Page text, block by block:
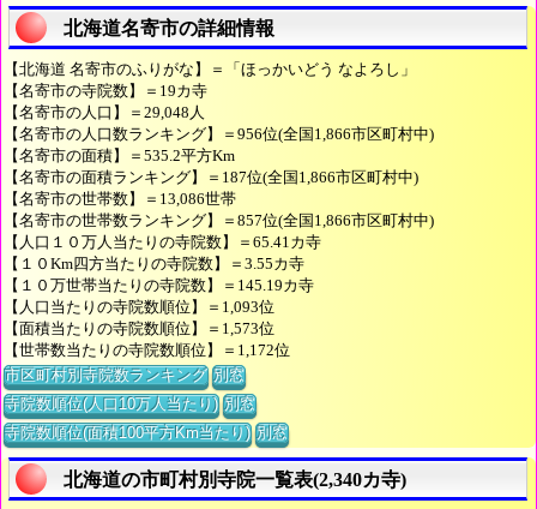
北海道名寄市の詳細情報
【北海道 名寄市のふりがな】＝「ほっかいどう なよろし」
【名寄市の寺院数】＝19カ寺
【名寄市の人口】＝29,048人
【名寄市の人口数ランキング】＝956位(全国1,866市区町村中)
【名寄市の面積】＝535.2平方Km
【名寄市の面積ランキング】＝187位(全国1,866市区町村中)
【名寄市の世帯数】＝13,086世帯
【名寄市の世帯数ランキング】＝857位(全国1,866市区町村中)
【人口１０万人当たりの寺院数】＝65.41カ寺
【１０Km四方当たりの寺院数】＝3.55カ寺
【１０万世帯当たりの寺院数】＝145.19カ寺
【人口当たりの寺院数順位】＝1,093位
【面積当たりの寺院数順位】＝1,573位
【世帯数当たりの寺院数順位】＝1,172位
市区町村別寺院数ランキング 別窓
寺院数順位(人口10万人当たり) 別窓
寺院数順位(面積100平方Km当たり) 別窓
北海道の市町村別寺院一覧表(2,340カ寺)